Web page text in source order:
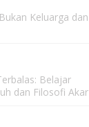
Keluarga dan
Belajar
dan Filosofi Akar